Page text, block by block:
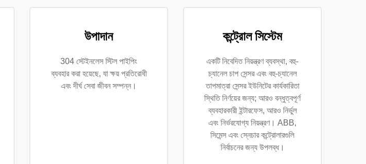
উপাদান
304 স্টেইনলেস স্টিল পাইপিং
ব্যবহার করা হয়েছে, যা ক্ষয় প্রতিরোধী
এবং দীর্ঘ সেবা জীবন সম্পন্ন।
কন্ট্রোল সিস্টেম
একটি নিবেদিত নিয়ন্ত্রণ ব্যবস্থা, বহু-
চ্যানেল চাপ সেন্সর এবং বহু-চ্যানেল
তাপমাত্রা সেন্সর ইউনিটের কার্যকারিতা
স্থিতি নির্ণয়ের জন্য; আরও বন্ধুত্বপূর্ণ
ব্যবহারকারী ইন্টারফেস, আরও নির্ভুল
এবং নির্ভরযোগ্য নিয়ন্ত্রণ। ABB,
সিমেন্স এবং স্নেচার কন্ট্রোলারগুলি
নির্বাচনের জন্য উপলব্ধ।